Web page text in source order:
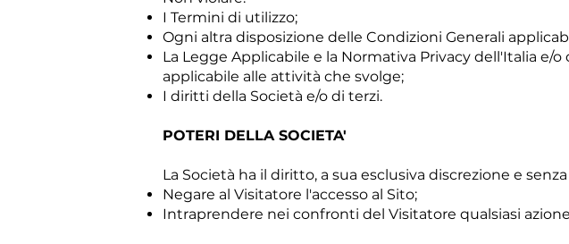
I Termini di utilizzo;
Ogni altra disposizione delle Condizioni Generali
La Legge Applicabile e la Normativa Privacy dell'Italia e/
applicabile alle attività che svolge;
I diritti della Società e/o di terzi.
POTERI DELLA SOCIETA'
La Società ha il diritto, a sua esclusiva discrezione e
Negare al Visitatore l'accesso al Sito;
Intraprendere nei confronti del Visitatore qualsiasi